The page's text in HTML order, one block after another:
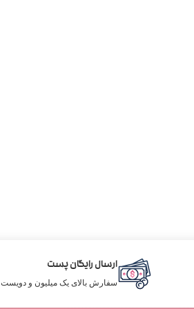
ارسال رایگان پست
سفارش بالای یک میلیون و دویست